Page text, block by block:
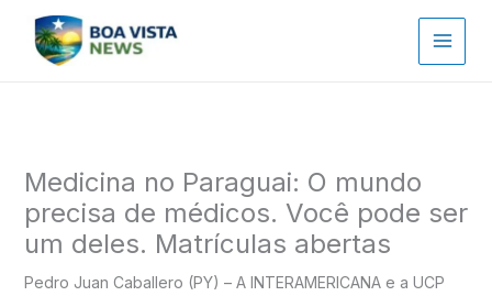
Medicina no Paraguai: O mundo
precisa de médicos. Você pode ser
um deles. Matrículas abertas
Pedro Juan Caballero (PY) – A INTERAMERICANA e a UCP